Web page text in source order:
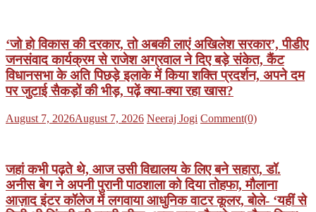
‘जो हो विकास की दरकार, तो अबकी लाएं अखिलेश सरकार’, पीडीए
जनसंवाद कार्यक्रम से राजेश अग्रवाल ने दिए बड़े संकेत, कैंट
विधानसभा के अति पिछड़े इलाके में किया शक्ति प्रदर्शन, अपने दम
पर जुटाई सैकड़ों की भीड़, पढ़ें क्या-क्या रहा खास?
Posted
August 7, 2026August 7, 2026 Author
Neeraj Jogi Comment(0)
जहां कभी पढ़ते थे, आज उसी विद्यालय के लिए बने सहारा, डॉ.
अनीस बेग ने अपनी पुरानी पाठशाला को दिया तोहफा, मौलाना
आज़ाद इंटर कॉलेज में लगवाया आधुनिक वाटर कूलर, बोले- ‘यहीं से